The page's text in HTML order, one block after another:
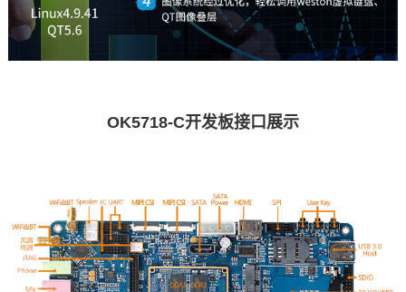
OK5718-C开发板接口展示